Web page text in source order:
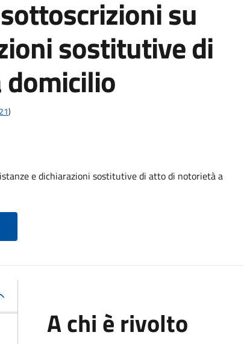
su
sostitutive di
)
e dichiarazioni sostitutive di atto di notorietà a
A chi è rivolto